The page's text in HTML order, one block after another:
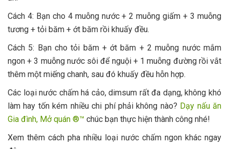
Cách 4: Bạn cho 4 muỗng nước + 2 muỗng giấm + 3 muỗng
tương + tỏi băm + ớt băm rồi khuấy đều.
Cách 5: Bạn cho tỏi băm + ớt băm + 2 muỗng nước mắm
ngon + 3 muỗng nước sôi để nguội + 1 muỗng đường rồi vắt
thêm một miếng chanh, sau đó khuấy đều hỗn hợp.
Các loại nước chấm há cảo, dimsum rất đa dạng, không khó
làm hay tốn kém nhiều chi phí phải không nào? Dạy nấu ăn
Gia đình, Mở quán ®™ chúc bạn thực hiện thành công nhé!
Xem thêm cách pha nhiều loại nước chấm ngon khác ngay